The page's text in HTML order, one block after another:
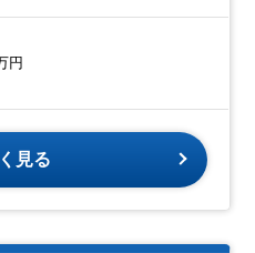
円
見る